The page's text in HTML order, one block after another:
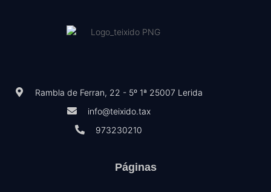
Rambla de Ferran, 22 - 5º 1ª 25007 Lerida
info@teixido.tax
973230210
Páginas